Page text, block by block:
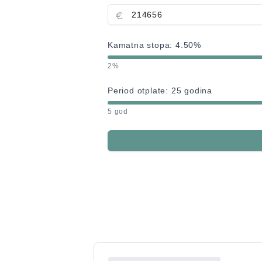
Kamatna stopa:4.50%
2%
Period otplate: 25 godina
5 god